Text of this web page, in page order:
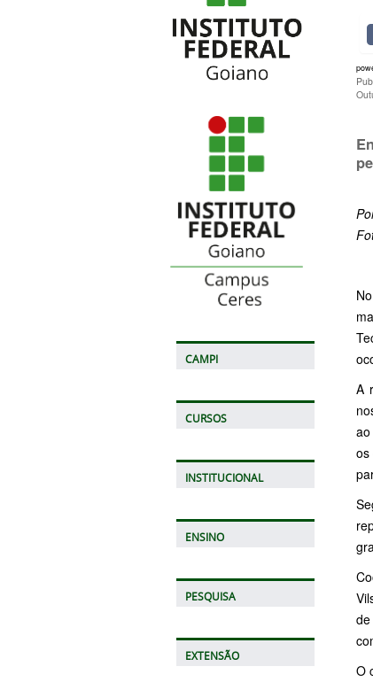
CAMPI
CURSOS
INSTITUCIONAL
ENSINO
PESQUISA
EXTENSÃO
A
os
O